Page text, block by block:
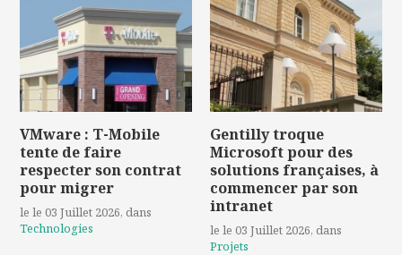
VMware : T-Mobile
tente de faire
respecter son contrat
pour migrer
le le 03 Juillet 2026, dans
Technologies
Gentilly troque
Microsoft pour des
solutions françaises, à
commencer par son
intranet
le le 03 Juillet 2026, dans
Projets